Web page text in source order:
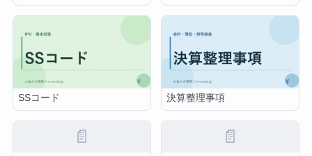
SSコード 決算整理事項
📄 📄